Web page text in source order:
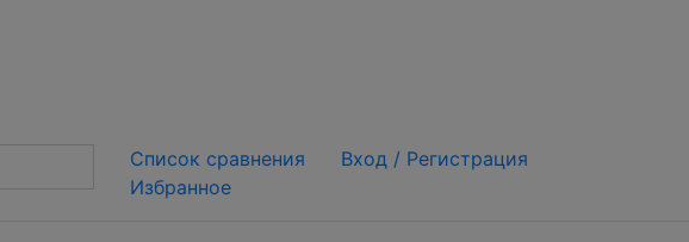
Список сравнения
Избранное
Вход / Регистрация